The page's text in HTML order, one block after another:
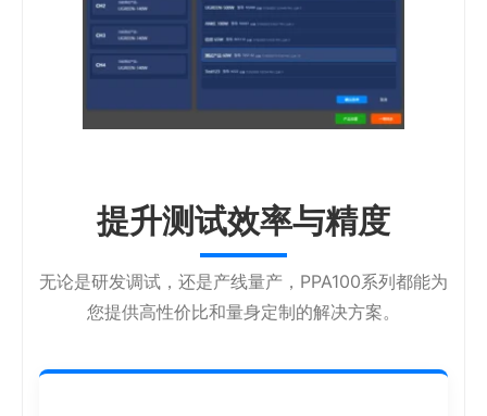
提升测试效率与精度
无论是研发调试，还是产线量产，PPA100系列都能为
您提供高性价比和量身定制的解决方案。